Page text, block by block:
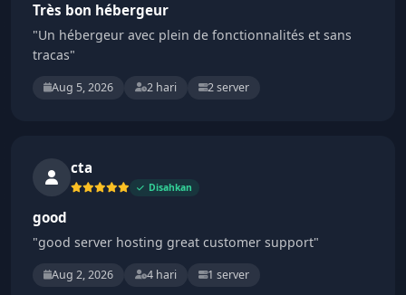
Très bon hébergeur
"Un hébergeur avec plein de fonctionnalités et sans
tracas"
Aug 5, 2026 2 hari 2 server
cta
Disahkan
good
"good server hosting great customer support"
Aug 2, 2026 4 hari 1 server